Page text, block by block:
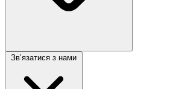
Звʼязатися з нами